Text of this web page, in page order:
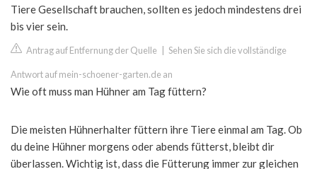
Tiere Gesellschaft brauchen, sollten es jedoch mindestens drei
bis vier sein.
Antrag auf Entfernung der Quelle Sehen Sie sich die vollständige
Antwort auf mein-schoener-garten.de an
Wie oft muss man Hühner am Tag füttern?
Die meisten Hühnerhalter füttern ihre Tiere einmal am Tag. Ob
du deine Hühner morgens oder abends fütterst, bleibt dir
überlassen. Wichtig ist, dass die Fütterung immer zur gleichen